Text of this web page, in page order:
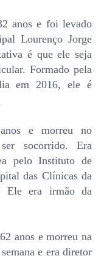
anos e foi levado
Lourenço Jorge
é que ele seja
Formado pela
em 2016, ele é
e morreu no
socorrido. Era
pelo Instituto de
das Clínicas da
Ele era irmão da
anos e morreu na
e era diretor